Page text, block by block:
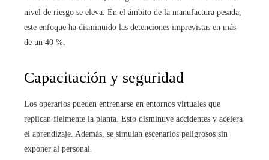
nivel de riesgo se eleva. En el ámbito de la manufactura pesada,
este enfoque ha disminuido las detenciones imprevistas en más
de un 40 %.
Capacitación y seguridad
Los operarios pueden entrenarse en entornos virtuales que
replican fielmente la planta. Esto disminuye accidentes y acelera
el aprendizaje. Además, se simulan escenarios peligrosos sin
exponer al personal.